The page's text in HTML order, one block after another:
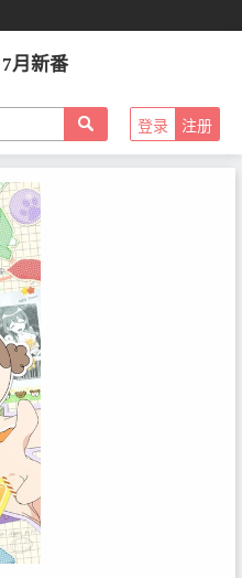
7月新番
登录 注册